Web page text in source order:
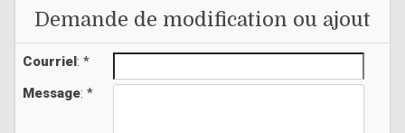
Demande de modification ou ajout
Courriel: *
Message: *